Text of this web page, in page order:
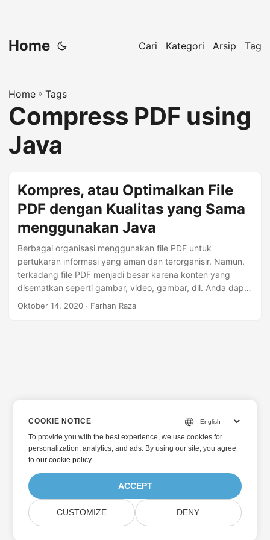
Home Cari Kategori Arsip Tag
Home » Tags
Compress PDF using
Java
Kompres, atau Optimalkan File
PDF dengan Kualitas yang Sama
menggunakan Java
Berbagai organisasi menggunakan file PDF untuk
pertukaran informasi yang aman dan terorganisir. Namun,
terkadang file PDF menjadi besar karena konten yang
disematkan seperti gambar, video, gambar, dll. Anda dapat
dengan mudah mengoptimalkan atau mengompres ukuran
Oktober 14, 2020 · Farhan Raza
COOKIE NOTICE
To provide you with the best experience, we use cookies for
personalization, analytics, and ads. By using our site, you agree
toour cookie policy.
ACCEPT
CUSTOMIZE DENY